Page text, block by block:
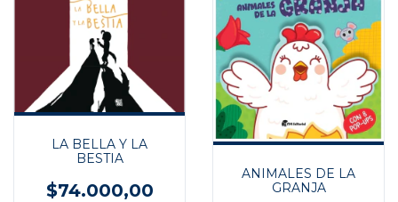
LA BELLA Y LA
BESTIA
$74.000,00
ANIMALES DE LA
GRANJA